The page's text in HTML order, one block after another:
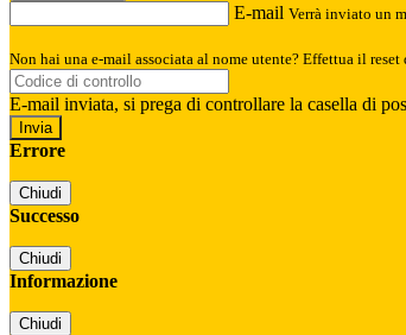
E-mail Verrà inviato un
Non hai una e-mail associata al nome utente? Effettua il
E-mail inviata, si prega di controllare la casella di
Errore
Chiudi
Successo
Chiudi
Informazione
Chiudi